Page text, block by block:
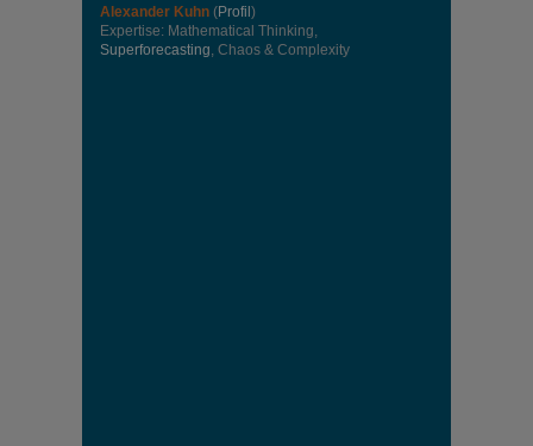
Alexander Kuhn (Profil )
Expertise: Mathematical Thinking,
Superforecasting, Chaos & Complexity